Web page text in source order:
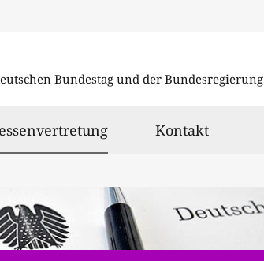
Bundestag und der Bundesregierung
ausgewählt
Kontakt